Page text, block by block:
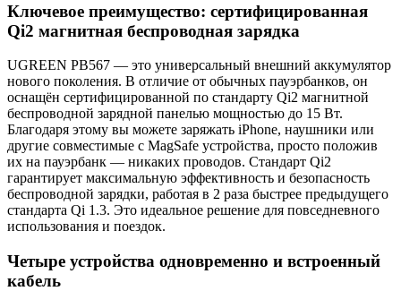
Ключевое преимущество: сертифицированная
Qi2 магнитная беспроводная зарядка
UGREEN PB567 — это универсальный внешний аккумулятор
нового поколения. В отличие от обычных пауэрбанков, он
оснащён сертифицированной по стандарту Qi2 магнитной
беспроводной зарядной панелью мощностью до 15 Вт.
Благодаря этому вы можете заряжать iPhone, наушники или
другие совместимые с MagSafe устройства, просто положив
их на пауэрбанк — никаких проводов. Стандарт Qi2
гарантирует максимальную эффективность и безопасность
беспроводной зарядки, работая в 2 раза быстрее предыдущего
стандарта Qi 1.3. Это идеальное решение для повседневного
использования и поездок.
Четыре устройства одновременно и встроенный
кабель